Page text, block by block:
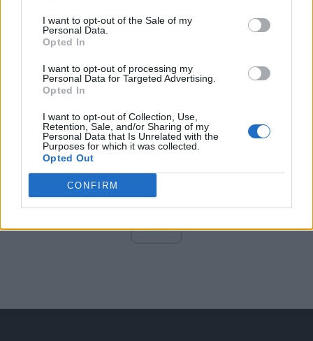
I want to opt-out of the Sale of my
Personal Data.
Opted In
I want to opt-out of processing my
Personal Data for Targeted Advertising.
Opted In
I want to opt-out of Collection, Use,
Retention, Sale, and/or Sharing of my
Personal Data that Is Unrelated with the
Purposes for which it was collected.
Opted Out
CONFIRM
Arhiva sondajelor
ad